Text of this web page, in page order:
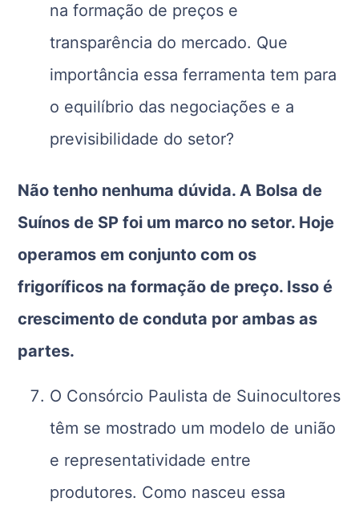
na formação de preços e
transparência do mercado. Que
importância essa ferramenta tem para
o equilíbrio das negociações e a
previsibilidade do setor?
Não tenho nenhuma dúvida. A Bolsa de
Suínos de SP foi um marco no setor. Hoje
operamos em conjunto com os
frigoríficos na formação de preço. Isso é
crescimento de conduta por ambas as
partes.
O Consórcio Paulista de Suinocultores
têm se mostrado um modelo de união
e representatividade entre
produtores. Como nasceu essa